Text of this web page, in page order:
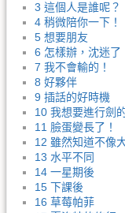
3 這個人是誰呢？
4 稍微陪你一下！
5 想要朋友
6 怎樣辦，沈迷了
7 我不會輸的！
8 好夥伴
9 插話的好時機
10 我想要進行劍
11 臉蛋變長了！
12 雖然知道不像
13 水平不同
14 一星期後
15 下課後
16 草莓帕菲